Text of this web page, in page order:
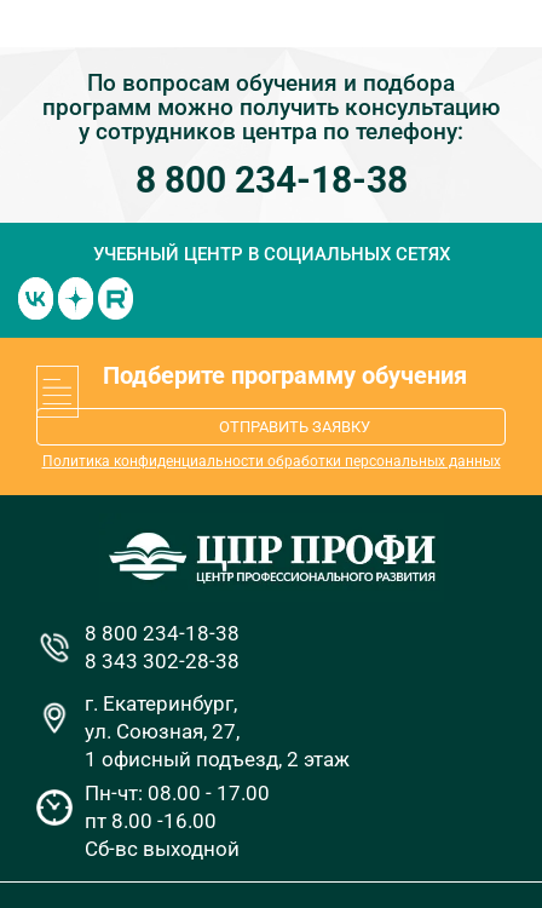
По вопросам обучения и подбора
программ можно получить консультацию
у сотрудников центра по телефону:
8 800 234-18-38
УЧЕБНЫЙ ЦЕНТР В СОЦИАЛЬНЫХ СЕТЯХ
Подберите программу обучения
ОТПРАВИТЬ ЗАЯВКУ
Политика конфиденциальности обработки персональных данных
8 800 234-18-38
8 343 302-28-38
г. Екатеринбург,
ул. Союзная, 27,
1 офисный подъезд, 2 этаж
Пн-чт: 08.00 - 17.00
пт 8.00 -16.00
Сб-вс выходной